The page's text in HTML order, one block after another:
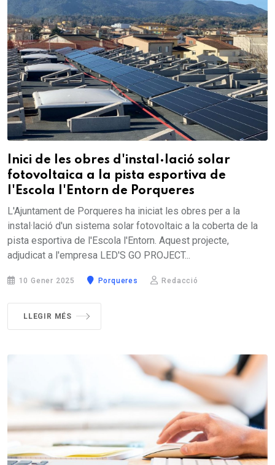
Inici de les obres d'instal·lació solar
fotovoltaica a la pista esportiva de
l'Escola l'Entorn de Porqueres
L'Ajuntament de Porqueres ha iniciat les obres per a la
instal·lació d'un sistema solar fotovoltaic a la coberta de la
pista esportiva de l'Escola l'Entorn. Aquest projecte,
adjudicat a l'empresa LED'S GO PROJECT...
10 Gener 2025 Porqueres Redacció
LLEGIR MÉS